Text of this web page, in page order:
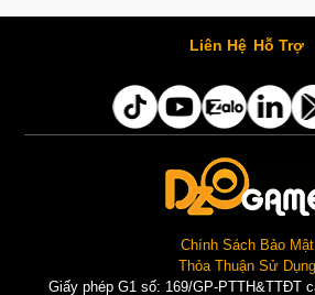
Liên Hệ Hỗ Trợ
Chính Sách Bảo Mật
Thỏa Thuận Sử Dụng
Giấy phép G1 số: 169/GP-PTTH&TTĐT